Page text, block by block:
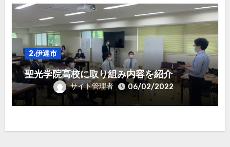
2.伊達市
聖光学院高校に取り組み内容を紹介
サイト管理者 06/02/2022